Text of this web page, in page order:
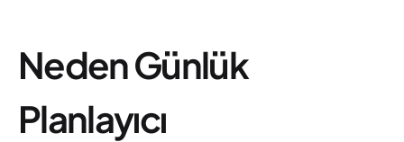
Neden Günlük
Planlayıcı